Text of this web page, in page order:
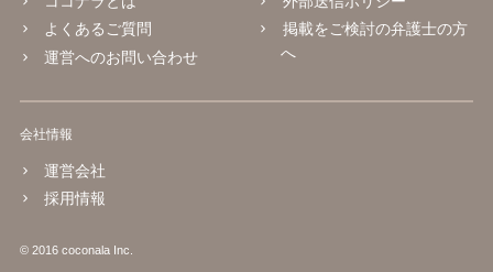
よくあるご質問
運営へのお問い合わせ
掲載をご検討の弁護士の方
へ
会社情報
運営会社
採用情報
© 2016 coconala Inc.